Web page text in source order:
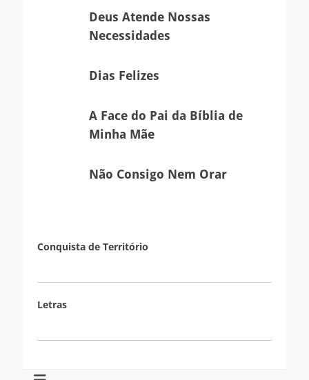
Deus Atende Nossas
Necessidades
Dias Felizes
Mãe
A Face do Pai da Bíblia de
Minha Mãe
Não Consigo Nem Orar
Conquista de Território
Letras